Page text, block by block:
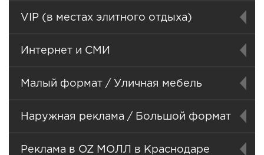
VIP (в местах элитного отдыха)
Интернет и СМИ
Малый формат / Уличная мебель
Наружная реклама / Большой формат
Реклама в OZ МОЛЛ в Краснодаре